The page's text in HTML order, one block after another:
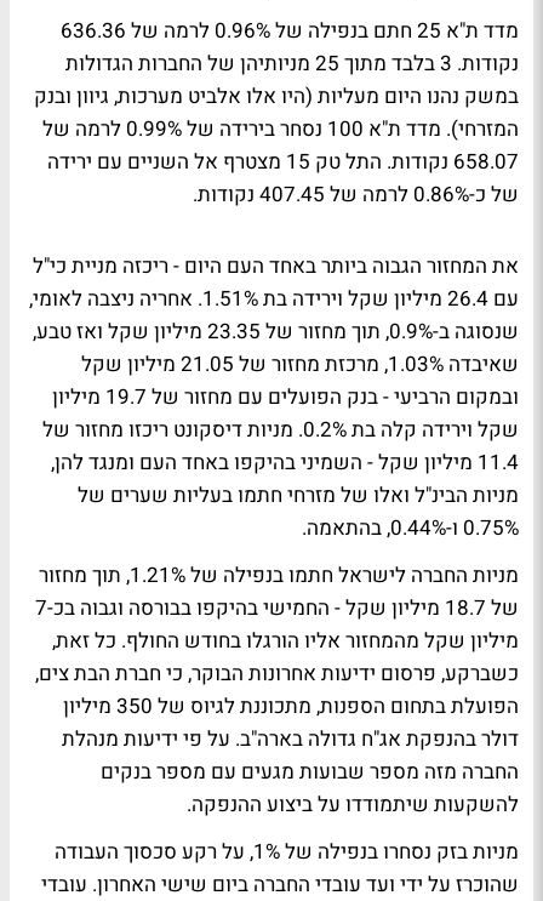
מדד ת"א 25 חתם בנפילה של 0.96% לרמה של 636.36
נקודות. 3 בלבד מתוך 25 מניותיהן של החברות הגדולות
במשק נהנו היום מעליות (היו אלו אלביט מערכות, גיוון ובנק
המזרחי). מדד ת"א 100 נסחר בירידה של 0.99% לרמה של
658.07 נקודות. התל טק 15 מצטרף אל השניים עם ירידה
של כ-0.86% לרמה של 407.45 נקודות.
את המחזור הגבוה ביותר באחד העם היום - ריכזה מניית כי"ל
עם 26.4 מיליון שקל וירידה בת 1.51%. אחריה ניצבה לאומי,
שנסוגה ב-0.9%, תוך מחזור של 23.35 מיליון שקל ואז טבע,
שאיבדה 1.03%, מרכזת מחזור של 21.05 מיליון שקל
ובמקום הרביעי - בנק הפועלים עם מחזור של 19.7 מיליון
שקל וירידה קלה בת 0.2%. מניות דיסקונט ריכזו מחזור של
11.4 מיליון שקל - השמיני בהיקפו באחד העם ומנגד להן,
מניות הבינ"ל ואלו של מזרחי חתמו בעליות שערים של
0.75% ו-0.44%, בהתאמה.
מניות החברה לישראל חתמו בנפילה של 1.21%, תוך מחזור
של 18.7 מיליון שקל - החמישי בהיקפו בבורסה וגבוה בכ-7
מיליון שקל מהמחזור אליו הורגלו בחודש החולף. כל זאת,
כשברקע, פרסום ידיעות אחרונות הבוקר, כי חברת הבת צים,
הפועלת בתחום הספנות, מתכוננת לגיוס של 350 מיליון
דולר בהנפקת אג"ח גדולה בארה"ב. על פי ידיעות מנהלת
החברה מזה מספר שבועות מגעים עם מספר בנקים
להשקעות שיתמודדו על ביצוע ההנפקה.
מניות בזק נסחרו בנפילה של 1%, על רקע סכסוך העבודה
שהוכרז על ידי ועד עובדי החברה ביום שישי האחרון. עובדי